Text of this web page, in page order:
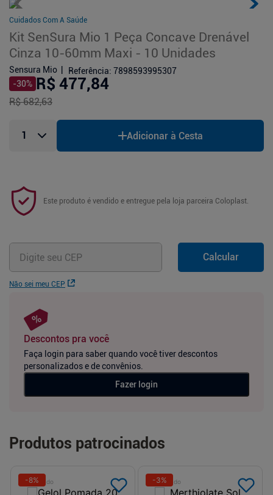
Cuidados Com A Saúde
Kit SenSura Mio 1 Peça Concave Drenável
Cinza 10-60mm Maxi - 10 Unidades
Sensura Mio Referência: 7898593995307
-30% R$ 477,84
R$ 682,63
Adicionar à Cesta
Este produto é vendido e entregue pela loja parceira Coloplast.
Não sei meu CEP
Calcular
Descontos pra você
Faça login para saber quando você tiver descontos
personalizados e de convênios.
Fazer login
Produtos patrocinados
Patrocinado
-8% Patrocinado
-3%